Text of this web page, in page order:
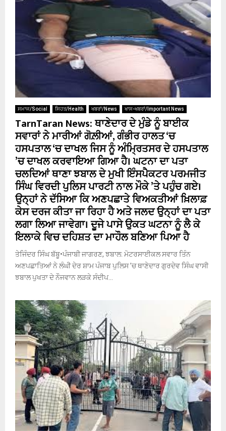
ਸਮਾਜ/Social ਸਿਹਤ/Health ਖਬਰਾਂ/News ਖਾਸ-ਖਬਰਾਂ/Important News
TarnTaran News: ਥਾਣੇਦਾਰ ਦੇ ਮੁੰਡੇ ਨੂੰ ਬਾਈਕ
ਸਵਾਰਾਂ ਨੇ ਮਾਰੀਆਂ ਗੋਲ਼ੀਆਂ, ਗੰਭੀਰ ਹਾਲਤ ‘ਚ
ਹਸਪਤਾਲ ‘ਚ ਦਾਖਲ ਜਿਸ ਨੂੰ ਅੰਮ੍ਰਿਤਸਰ ਦੇ ਹਸਪਤਾਲ
’ਚ ਦਾਖਲ ਕਰਵਾਇਆ ਗਿਆ ਹੈ। ਘਟਨਾ ਦਾ ਪਤਾ
ਚਲਦਿਆਂ ਥਾਣਾ ਝਬਾਲ ਦੇ ਮੁਖੀ ਇੰਸਪੈਕਟਰ ਪਰਮਜੀਤ
ਸਿੰਘ ਵਿਰਦੀ ਪੁਲਿਸ ਪਾਰਟੀ ਨਾਲ ਮੌਕੇ ’ਤੇ ਪਹੁੰਚ ਗਏ।
ਉਨ੍ਹਾਂ ਨੇ ਦੱਸਿਆ ਕਿ ਅਣਪਛਾਤੇ ਵਿਅਕਤੀਆਂ ਖ਼ਿਲਾਫ਼
ਕੇਸ ਦਰਜ ਕੀਤਾ ਜਾ ਰਿਹਾ ਹੈ ਅਤੇ ਜਲਦ ਉਨ੍ਹਾਂ ਦਾ ਪਤਾ
ਲਗਾ ਲਿਆ ਜਾਵੇਗਾ। ਦੂਜੇ ਪਾਸੇ ਉਕਤ ਘਟਨਾ ਨੂੰ ਲੈ ਕੇ
ਇਲਾਕੇ ਵਿਚ ਦਹਿਸ਼ਤ ਦਾ ਮਾਹੌਲ ਬਣਿਆ ਪਿਆ ਹੈ
ਤੇਜਿੰਦਰ ਸਿੰਘ ਬੱਬੂ•ਪੰਜਾਬੀ ਜਾਗਰਣ, ਝਬਾਲ: ਮੋਟਰਸਾਈਕਲ ਸਵਾਰ ਤਿੰਨ
ਅਣਪਛਾਤਿਆਂ ਨੇ ਲੰਘੀ ਦੇਰ ਸ਼ਾਮ ਪੰਜਾਬ ਪੁਲਿਸ ’ਚ ਥਾਣੇਦਾਰ ਗੁਰਦੇਵ ਸਿੰਘ ਵਾਸੀ
ਝਬਾਲ ਪੁਖਤਾ ਦੇ ਨੌਜਵਾਨ ਲੜਕੇ ਸੰਦੀਪ...